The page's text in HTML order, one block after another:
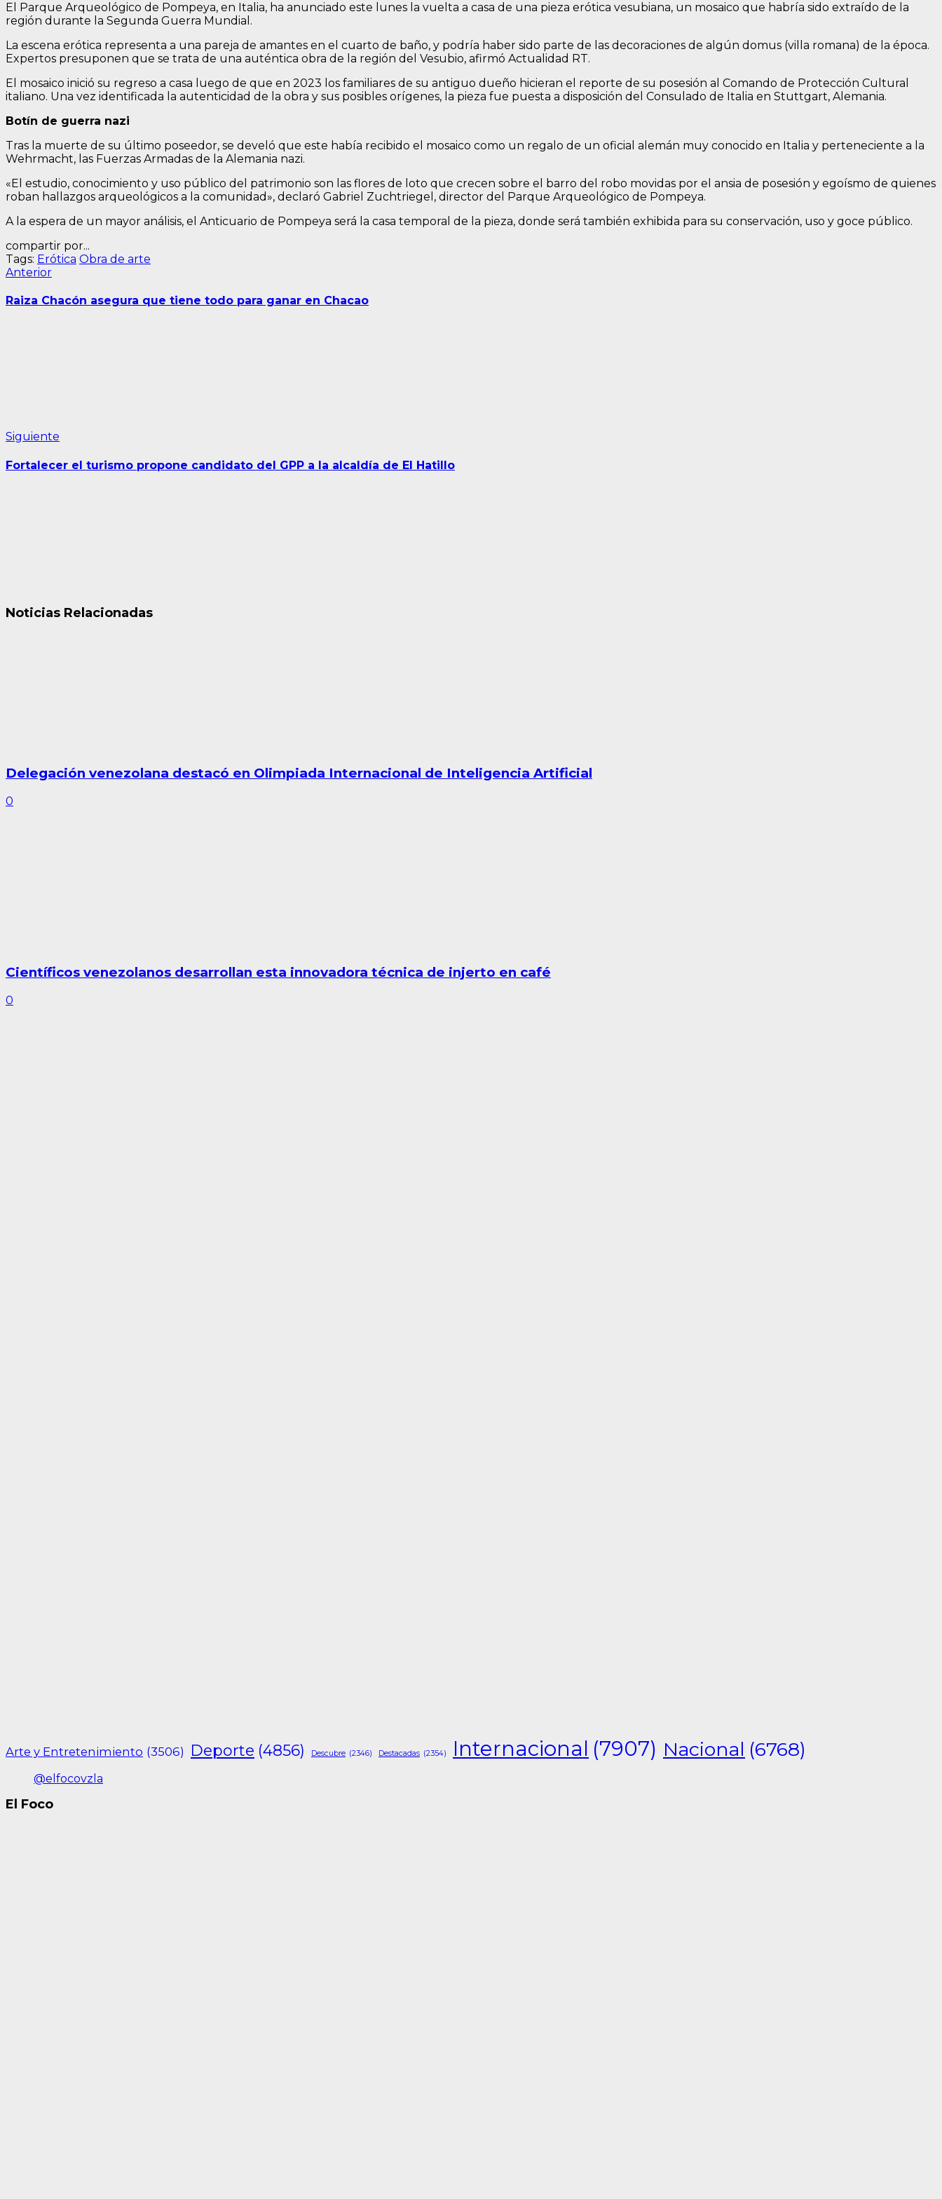
El Parque Arqueológico de Pompeya, en Italia, ha anunciado este lunes la vuelta a casa de una pieza erótica vesubiana, un mosaico que habría sido extraído de la
región durante la Segunda Guerra Mundial.
La escena erótica representa a una pareja de amantes en el cuarto de baño, y podría haber sido parte de las decoraciones de algún domus (villa romana) de la época.
Expertos presuponen que se trata de una auténtica obra de la región del Vesubio, afirmó Actualidad RT.
El mosaico inició su regreso a casa luego de que en 2023 los familiares de su antiguo dueño hicieran el reporte de su posesión al Comando de Protección Cultural
italiano. Una vez identificada la autenticidad de la obra y sus posibles orígenes, la pieza fue puesta a disposición del Consulado de Italia en Stuttgart, Alemania.
Botín de guerra nazi
Tras la muerte de su último poseedor, se develó que este había recibido el mosaico como un regalo de un oficial alemán muy conocido en Italia y perteneciente a la
Wehrmacht, las Fuerzas Armadas de la Alemania nazi.
«El estudio, conocimiento y uso público del patrimonio son las flores de loto que crecen sobre el barro del robo movidas por el ansia de posesión y egoísmo de quienes
roban hallazgos arqueológicos a la comunidad», declaró Gabriel Zuchtriegel, director del Parque Arqueológico de Pompeya.
A la espera de un mayor análisis, el Anticuario de Pompeya será la casa temporal de la pieza, donde será también exhibida para su conservación, uso y goce público.
compartir por...
Tags: Erótica Obra de arte
Navegación
de
AnteriorEntrada
Raiza Chacón asegura que tiene todo para ganar en Chacao
Siguiente
Fortalecer el turismo propone candidato del GPP a la alcaldía de El Hatillo
Noticias Relacionadas
Delegación venezolana destacó en Olimpiada Internacional de Inteligencia Artificial
0
Científicos venezolanos desarrollan esta innovadora técnica de injerto en café
0
Arte y Entretenimiento (3506) Deporte (4856) Descubre (2346) Destacadas (2354) Internacional (7907) Nacional (6768)
@elfocovzla
El Foco